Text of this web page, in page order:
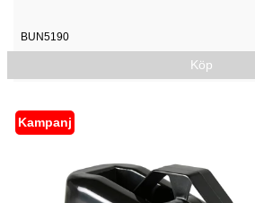
BUN5190
Köp
Kampanj